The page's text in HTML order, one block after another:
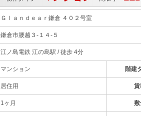
Ｇｌａｎｄｅａｒ鎌倉 ４０２号室
鎌倉市腰越３-１４-５
江ノ島電鉄 江の島駅 / 徒歩 4分
マンション 階建
居住用 賃
1ヶ月 敷